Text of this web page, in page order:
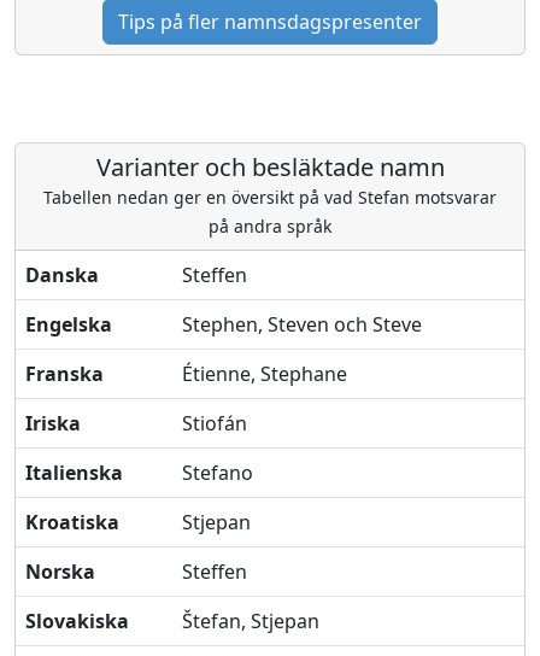
Tips på fler namnsdagspresenter
Varianter och besläktade namn
Tabellen nedan ger en översikt på vad Stefan motsvarar
på andra språk
Danska
Steffen
Engelska
Stephen, Steven och Steve
Franska
Étienne, Stephane
Iriska
Stiofán
Italienska
Stefano
Kroatiska
Stjepan
Norska
Steffen
Slovakiska
Štefan, Stjepan